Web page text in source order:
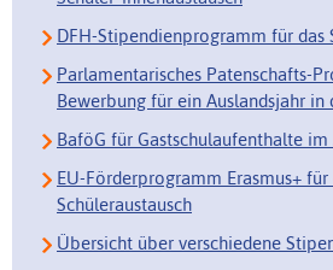
DFH-Stipendienprogramm für das
Parlamentarisches Patenschafts-
Bewerbung für ein Auslandsjahr in
BaföG für Gastschulaufenthalte im
EU-Förderprogramm Erasmus+ für
Schüleraustausch
Übersicht über verschiedene